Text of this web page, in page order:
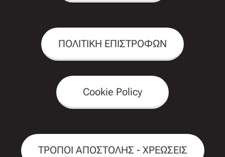
ΠΟΛΙΤΙΚΗ ΕΠΙΣΤΡΟΦΩΝ
Cookie Policy
ΤΡΟΠΟΙ ΑΠΟΣΤΟΛΗΣ - ΧΡΕΩΣΕΙΣ